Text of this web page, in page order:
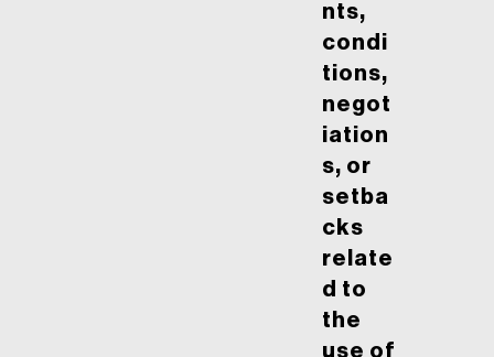
nts,
condi
tions,
negot
iation
s, or
setba
cks
relate
d to
the
use of